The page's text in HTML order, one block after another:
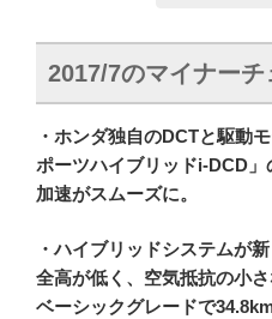
2017/7のマイナー
・ホンダ独自のDCTと駆動
ポーツハイブリッドi-DCD」
加速がスムーズに。
・ハイブリッドシステムが
全高が低く、空気抵抗の小さ
ベーシックグレードで